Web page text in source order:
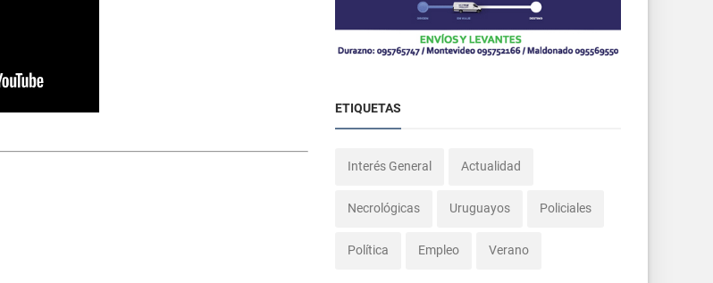
ETIQUETAS
Interés General Actualidad
Necrológicas Uruguayos Policiales
Política Empleo Verano